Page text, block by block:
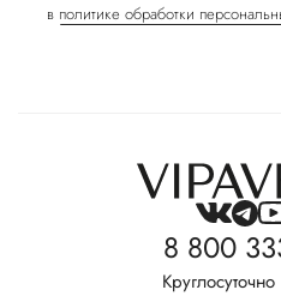
в политике обработки
8 800